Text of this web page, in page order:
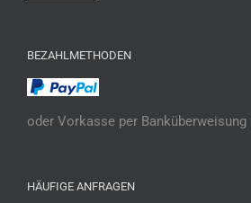
BEZAHLMETHODEN
oder Vorkasse per Banküberweisung
HÄUFIGE ANFRAGEN